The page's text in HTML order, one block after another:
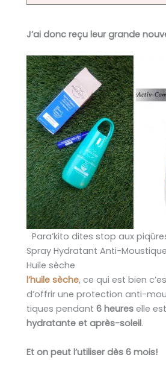
J’ai donc reçu leur grande
Para’kito dites stop aux
Spray Hydratant Anti-
Huile sèche
l’huile sèche, ce qui est bien
d’offrir une protection anti-
tiques pendant 6 heures elle
hydratante et après-soleil.
Et on peut l’utiliser dès 6 mois!